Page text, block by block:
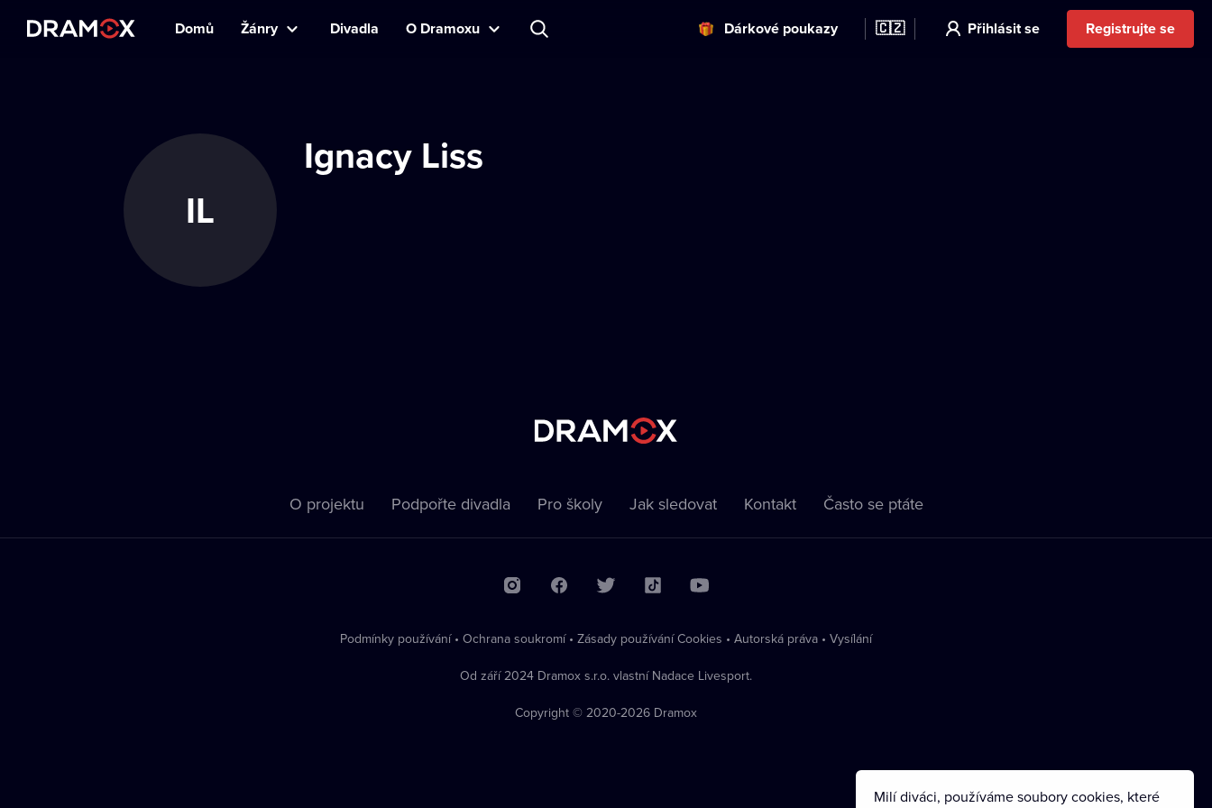
Domů Žánry Divadla O Dramoxu Dárkové poukazy 🇨🇿 Přihlásit se Registrujte se
IL
Ignacy Liss
O projektu Podpořte divadla Pro školy Jak sledovat Kontakt Často se ptáte
Podmínky používání • Ochrana soukromí • Zásady používání Cookies • Autorská práva • Vysílání
Od září 2024 Dramox s.r.o. vlastní Nadace Livesport.
Copyright © 2020-2026 Dramox
Milí diváci, používáme soubory cookies, které